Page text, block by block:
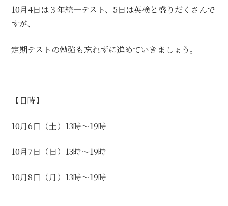
10月4日は３年統一テスト、5日は英検と盛りだくさんで
すが、
定期テストの勉強も忘れずに進めていきましょう。
【日時】
10月6日（土）13時～19時
10月7日（日）13時～19時
10月8日（月）13時～19時